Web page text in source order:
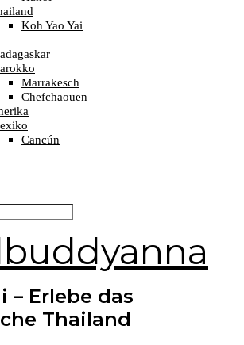
Koh Yao Yai
Marrakesch
Chefchaouen
Cancún
– Erlebe das
Thailand